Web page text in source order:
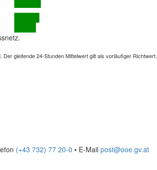
gleitende 24-Stunden Mittelwert gilt als vorläufiger Richtwert.
(+43 732) 77 20-0 • E-Mail post@ooe.gv.at